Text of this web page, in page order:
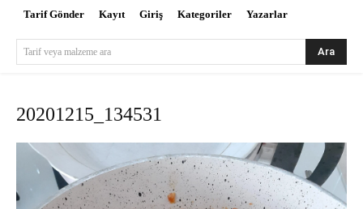
Tarif Gönder Kayıt Giriş Kategoriler Yazarlar
Tarif veya malzeme ara Ara
20201215_134531